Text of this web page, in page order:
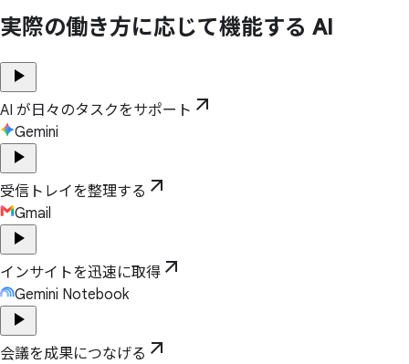
実際の働き方に応じて機能する AI
play_arrow
AI が日々のタスクをサポート arrow_outward
Gemini
play_arrow
受信トレイを整理する arrow_outward
Gmail
play_arrow
インサイトを迅速に取得 arrow_outward
Gemini Notebook
play_arrow
会議を成果につなげる arrow_outward